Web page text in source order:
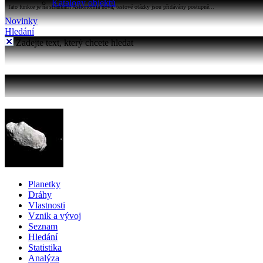
Katalogy objektů
Tato funkce je na stránkách Astronomia nová, testové otázky jsou přidávány postupně...
Novinky
Hledání
Zadejte text, který chcete hledat
Planetky
Dráhy
Vlastnosti
Vznik a vývoj
Seznam
Hledání
Statistika
Analýza